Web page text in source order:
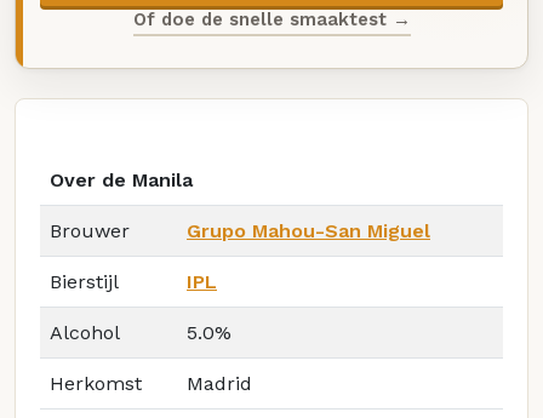
Of doe de snelle smaaktest →
Over de Manila
Brouwer Grupo Mahou-San Miguel
Bierstijl IPL
Alcohol 5.0%
Herkomst Madrid